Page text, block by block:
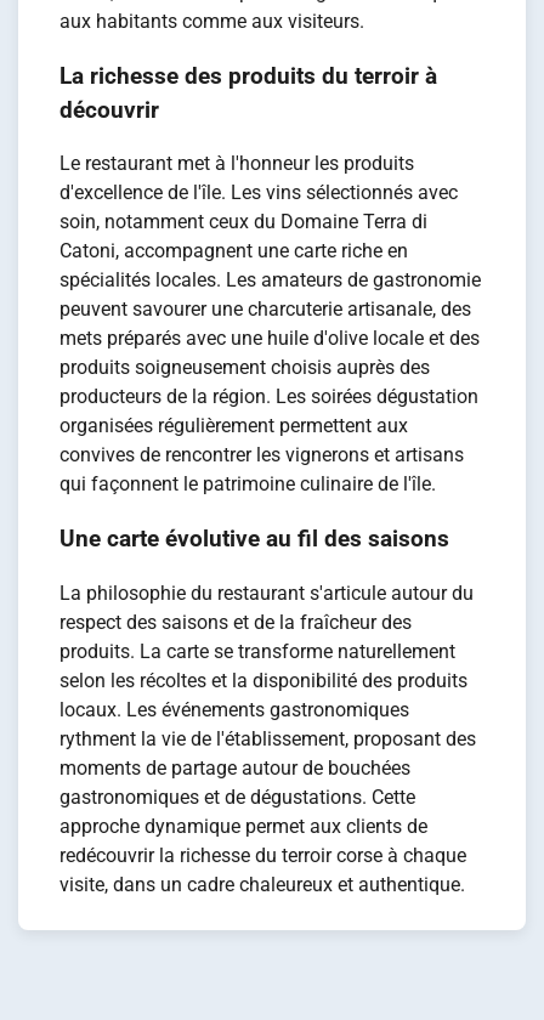
aux habitants comme aux visiteurs.
La richesse des produits du terroir à
découvrir
Le restaurant met à l'honneur les produits
d'excellence de l'île. Les vins sélectionnés avec
soin, notamment ceux du Domaine Terra di
Catoni, accompagnent une carte riche en
spécialités locales. Les amateurs de gastronomie
peuvent savourer une charcuterie artisanale, des
mets préparés avec une huile d'olive locale et des
produits soigneusement choisis auprès des
producteurs de la région. Les soirées dégustation
organisées régulièrement permettent aux
convives de rencontrer les vignerons et artisans
qui façonnent le patrimoine culinaire de l'île.
Une carte évolutive au fil des saisons
La philosophie du restaurant s'articule autour du
respect des saisons et de la fraîcheur des
produits. La carte se transforme naturellement
selon les récoltes et la disponibilité des produits
locaux. Les événements gastronomiques
rythment la vie de l'établissement, proposant des
moments de partage autour de bouchées
gastronomiques et de dégustations. Cette
approche dynamique permet aux clients de
redécouvrir la richesse du terroir corse à chaque
visite, dans un cadre chaleureux et authentique.